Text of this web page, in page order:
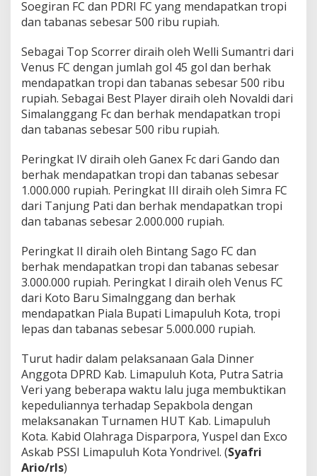
Soegiran FC dan PDRI FC yang mendapatkan tropi
dan tabanas sebesar 500 ribu rupiah.
Sebagai Top Scorrer diraih oleh Welli Sumantri dari
Venus FC dengan jumlah gol 45 gol dan berhak
mendapatkan tropi dan tabanas sebesar 500 ribu
rupiah. Sebagai Best Player diraih oleh Novaldi dari
Simalanggang Fc dan berhak mendapatkan tropi
dan tabanas sebesar 500 ribu rupiah.
Peringkat IV diraih oleh Ganex Fc dari Gando dan
berhak mendapatkan tropi dan tabanas sebesar
1.000.000 rupiah. Peringkat III diraih oleh Simra FC
dari Tanjung Pati dan berhak mendapatkan tropi
dan tabanas sebesar 2.000.000 rupiah.
Peringkat II diraih oleh Bintang Sago FC dan
berhak mendapatkan tropi dan tabanas sebesar
3.000.000 rupiah. Peringkat I diraih oleh Venus FC
dari Koto Baru Simalnggang dan berhak
mendapatkan Piala Bupati Limapuluh Kota, tropi
lepas dan tabanas sebesar 5.000.000 rupiah.
Turut hadir dalam pelaksanaan Gala Dinner
Anggota DPRD Kab. Limapuluh Kota, Putra Satria
Veri yang beberapa waktu lalu juga membuktikan
kepeduliannya terhadap Sepakbola dengan
melaksanakan Turnamen HUT Kab. Limapuluh
Kota. Kabid Olahraga Disparpora, Yuspel dan Exco
Askab PSSI Limapuluh Kota Yondrivel. (Syafri
Ario/rls)